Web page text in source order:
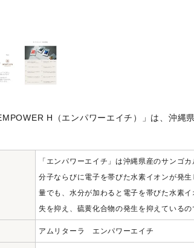
H（エンパワーエイチ）」は、沖縄
「エンパワーエイチ」は沖縄県産のサンゴ
分子ならびに電子を帯びた水素イオンが発
量でも、水分が加わると電子を帯びた水素
失を抑え、硫黄化合物の発生を抑えている
アムリターラ エンパワーエイチ